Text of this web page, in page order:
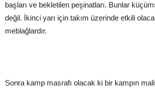
başları ve bekletilen peşinatları. Bunlar
değil. İkinci yarı için takım üzerinde etkili
meblağlardır.
Sonra kamp masrafı olacak ki bir kampın